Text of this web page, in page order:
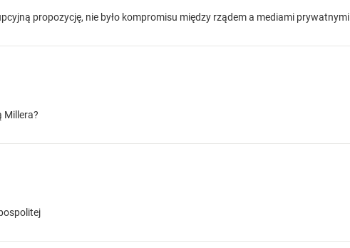
propozycję, nie było kompromisu między rządem a mediami prywatnymi
Millera?